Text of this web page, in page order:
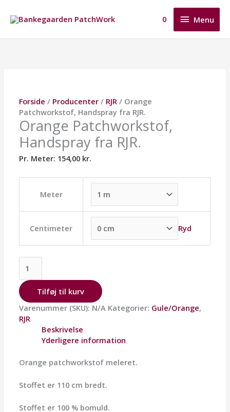
indholdet
Menu
Menu
0
Forside / Producenter / RJR / Orange
Patchworkstof, Handspray fra RJR.
Orange Patchworkstof,
Handspray fra RJR.
Pr. Meter: 154,00 kr.
Meter
Centimeter Ryd
antal
Tilføj til kurv
Varenummer (SKU): N/A Kategorier: Gule/Orange,
RJR
Beskrivelse
Yderligere information
Orange patchworkstof meleret.
Stoffet er 110 cm bredt.
Stoffet er 100 % bomuld.
Mulighederne
kan
vælges
på
varesiden
Mulighederne
kan
vælges
på
varesiden
Mulighederne
kan
vælges
på
varesiden